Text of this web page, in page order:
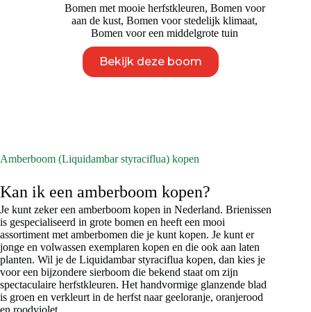
Bomen met mooie herfstkleuren, Bomen voor
aan de kust,Bomen voor stedelijk klimaat,
Bomen voor een middelgrote tuin
Bekijk deze boom
product
heeft
worden
de
productpagina
Amberboom (Liquidambar styraciflua) kopen
Kan ik een amberboom kopen?
Je kunt zeker een amberboom kopen in Nederland. Brienissen
is gespecialiseerd in grote bomen en heeft een mooi
assortiment met amberbomen die je kunt kopen. Je kunt er
jonge en volwassen exemplaren kopen en die ook aan laten
planten. Wil je de Liquidambar styraciflua kopen, dan kies je
voor een bijzondere sierboom die bekend staat om zijn
spectaculaire herfstkleuren. Het handvormige glanzende blad
is groen en verkleurt in de herfst naar geeloranje, oranjerood
en roodviolet.